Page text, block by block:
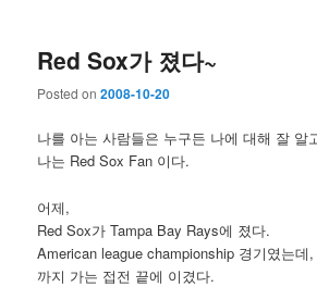
Red Sox가 졌다~
Posted on2008-10-20
나를 아는 사람들은 누구든 나에 대해 잘 알
나는 Red Sox Fan 이다.
어제,
Red Sox가 Tampa Bay Rays에 졌다.
American league championship 경기였는데
까지 가는 접전 끝에 이겼다.